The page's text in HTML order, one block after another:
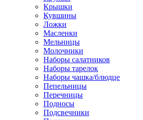
Крышки
Кувшины
Ложки
Масленки
Мельницы
Молочники
Наборы салатников
Наборы тарелок
Наборы чашка/блюдце
Пепельницы
Перечницы
Подносы
Подсвечники